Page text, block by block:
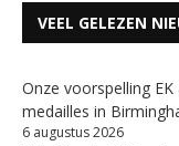
VEEL GELEZEN
Onze voorspelling
medailles in
6 augustus 2026